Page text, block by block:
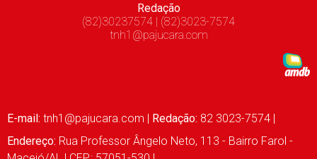
Redação
(82)30237574 | (82)3023-7574
tnh1@pajucara.com
E-mail: tnh1@pajucara.com | Redação: 82 3023-7574 |
Endereço: Rua Professor Ângelo Neto, 113 - Bairro Farol -